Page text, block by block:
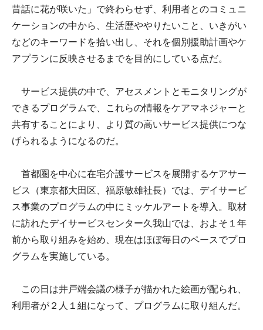
昔話に花が咲いた」で終わらせず、利用者とのコミュニ
ケーションの中から、生活歴ややりたいこと、いきがい
などのキーワードを拾い出し、それを個別援助計画やケ
アプランに反映させるまでを目的にしている点だ。
サービス提供の中で、アセスメントとモニタリングが
できるプログラムで、これらの情報をケアマネジャーと
共有することにより、より質の高いサービス提供につな
げられるようになるのだ。
首都圏を中心に在宅介護サービスを展開するケアサー
ビス（東京都大田区、福原敏雄社長）では、デイサービ
ス事業のプログラムの中にミッケルアートを導入。取材
に訪れたデイサービスセンター久我山では、およそ１年
前から取り組みを始め、現在はほぼ毎日のペースでプロ
グラムを実施している。
この日は井戸端会議の様子が描かれた絵画が配られ、
利用者が２人１組になって、プログラムに取り組んだ。